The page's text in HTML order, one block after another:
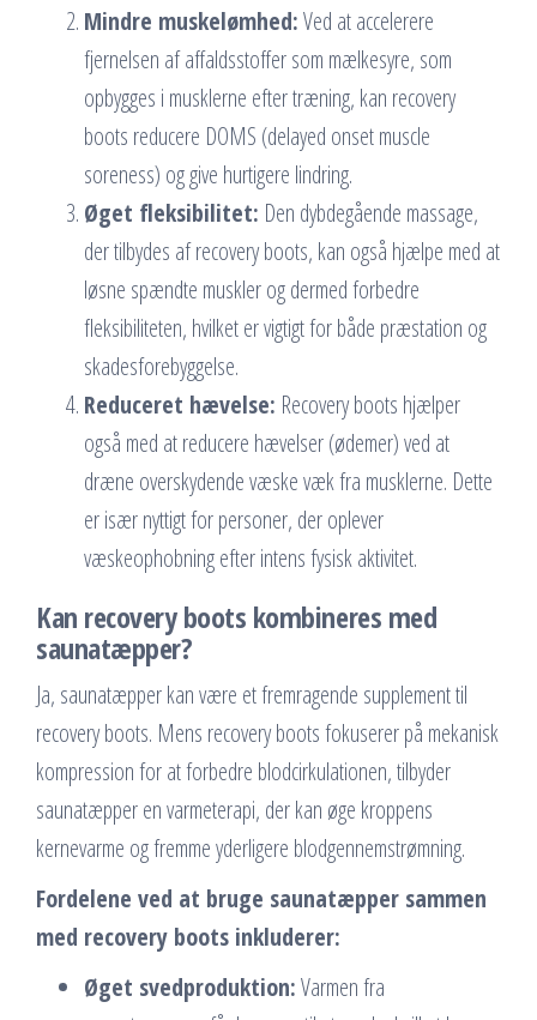
Mindre muskelømhed:Ved at accelerere
fjernelsen af affaldsstoffer som mælkesyre, som
opbygges i musklerne efter træning, kan recovery
boots reducere DOMS (delayed onset muscle
soreness) og give hurtigere lindring.
Øget fleksibilitet: Den dybdegående massage,
der tilbydes af recovery boots, kan også hjælpe med at
løsne spændte muskler og dermed forbedre
fleksibiliteten, hvilket er vigtigt for både præstation og
skadesforebyggelse.
Reduceret hævelse: Recovery boots hjælper
også med at reducere hævelser (ødemer) ved at
dræne overskydende væske væk fra musklerne. Dette
er især nyttigt for personer, der oplever
væskeophobning efter intens fysisk aktivitet.
Kan recovery boots kombineres med
saunatæpper?
Ja, saunatæpper kan være et fremragende supplement til
recovery boots. Mens recovery boots fokuserer på mekanisk
kompression for at forbedre blodcirkulationen, tilbyder
saunatæpper en varmeterapi, der kan øge kroppens
kernevarme og fremme yderligere blodgennemstrømning.
Fordelene ved at bruge saunatæpper sammen
med recovery boots inkluderer:
Øget svedproduktion:Varmen fra